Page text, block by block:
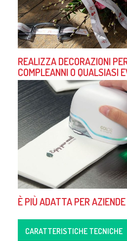
REALIZZA DECORAZIONI
COMPLEANNI O QUALSIASI
È PIÙ ADATTA PER
CARATTERISTICHE TECNICHE